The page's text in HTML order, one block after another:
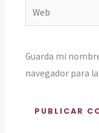
Web
Guarda mi
navegador para